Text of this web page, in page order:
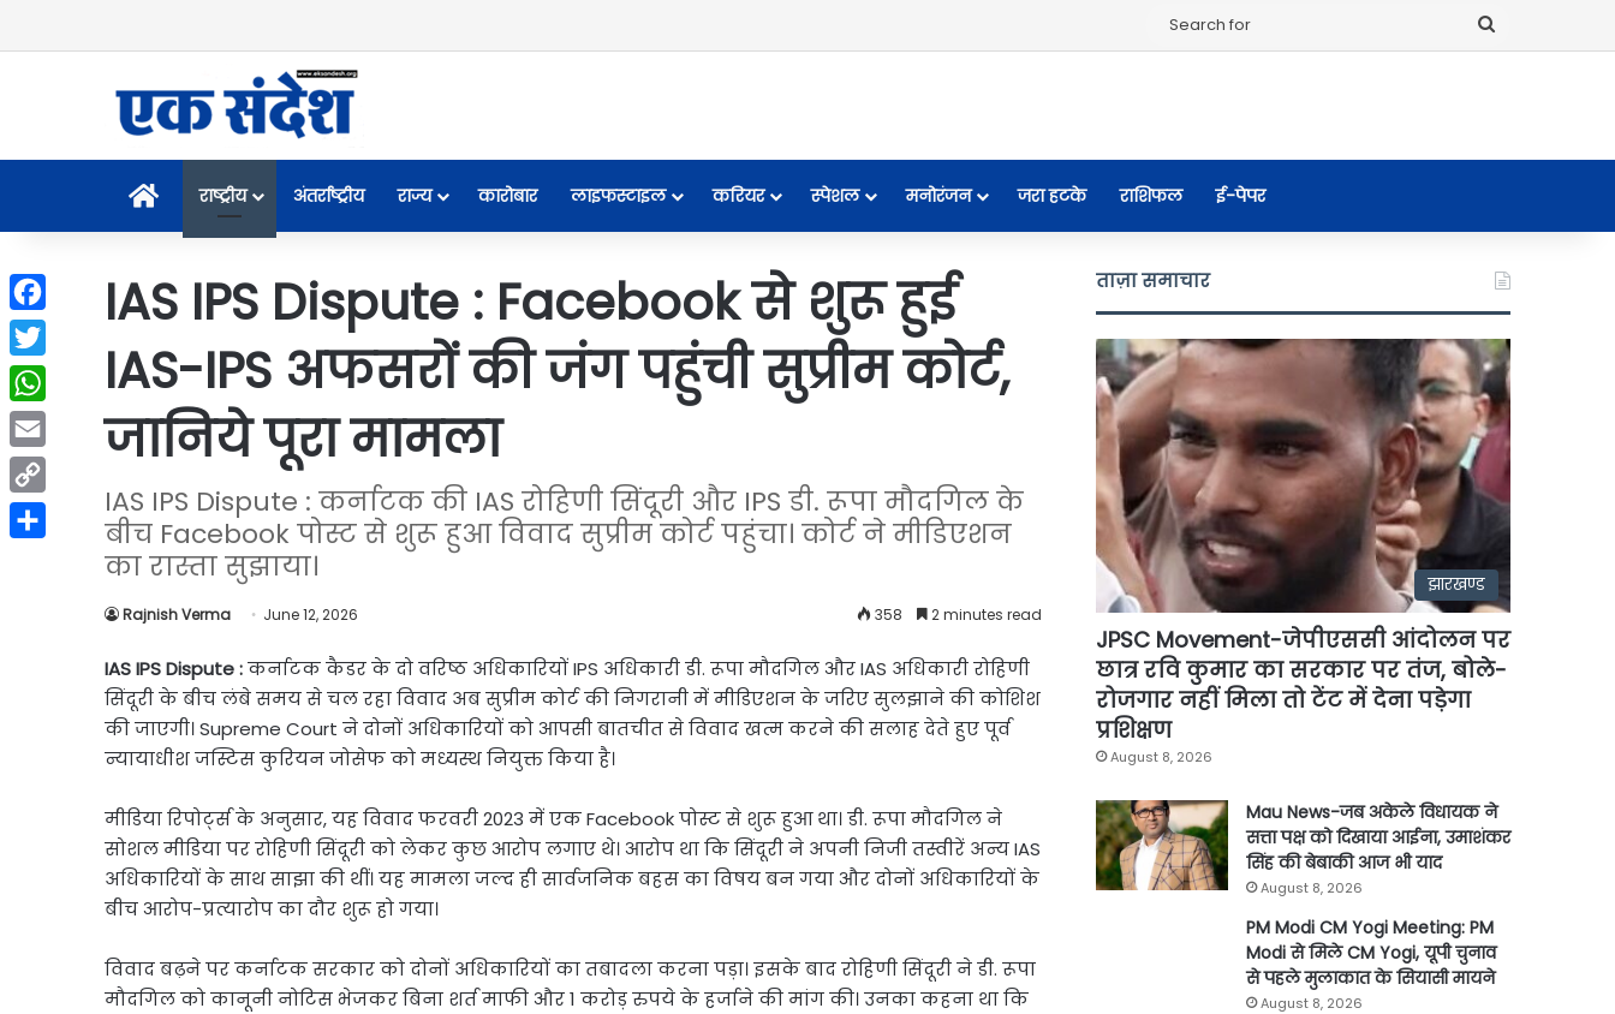
Homeराष्ट्रीय अंतर्राष्ट्रीय राज्य कारोबार लाइफस्टाइल करियर स्पेशल मनोरंजन जरा हटके राशिफल ई-पेपर
IAS IPS Dispute : Facebook से शुरू हुई
IAS-IPS अफसरों की जंग पहुंची सुप्रीम कोर्ट,
जानिये पूरा मामला
IAS IPS Dispute : कर्नाटक की IAS रोहिणी सिंदूरी और IPS डी. रूपा मौदगिल के
बीच Facebook पोस्ट से शुरू हुआ विवाद सुप्रीम कोर्ट पहुंचा। कोर्ट ने मीडिएशन
का रास्ता सुझाया।
Rajnish Verma June 12, 2026 358 2 minutes read
IAS IPS Dispute :कर्नाटक कैडर के दो वरिष्ठ अधिकारियों IPS अधिकारी डी. रूपा मौदगिल और IAS अधिकारी रोहिणी
सिंदूरी के बीच लंबे समय से चल रहा विवाद अब सुप्रीम कोर्ट की निगरानी में मीडिएशन के जरिए सुलझाने की कोशिश
की जाएगी। Supreme Court ने दोनों अधिकारियों को आपसी बातचीत से विवाद खत्म करने की सलाह देते हुए पूर्व
न्यायाधीश जस्टिस कुरियन जोसेफ को मध्यस्थ नियुक्त किया है।
मीडिया रिपोर्ट्स के अनुसार, यह विवाद फरवरी 2023 में एक Facebook पोस्ट से शुरू हुआ था। डी. रूपा मौदगिल ने
सोशल मीडिया पर रोहिणी सिंदूरी को लेकर कुछ आरोप लगाए थे। आरोप था कि सिंदूरी ने अपनी निजी तस्वीरें अन्य IAS
अधिकारियों के साथ साझा की थीं। यह मामला जल्द ही सार्वजनिक बहस का विषय बन गया और दोनों अधिकारियों के
बीच आरोप-प्रत्यारोप का दौर शुरू हो गया।
विवाद बढ़ने पर कर्नाटक सरकार को दोनों अधिकारियों का तबादला करना पड़ा। इसके बाद रोहिणी सिंदूरी ने डी. रूपा
मौदगिल को कानूनी नोटिस भेजकर बिना शर्त माफी और 1 करोड़ रुपये के हर्जाने की मांग की। उनका कहना था कि
ताज़ा समाचार
झारखण्ड
JPSC Movement-जेपीएससी आंदोलन पर
छात्र रवि कुमार का सरकार पर तंज, बोले-
रोजगार नहीं मिला तो टेंट में देना पड़ेगा
प्रशिक्षण
August 8, 2026
Mau News-जब अकेले विधायक ने
सत्ता पक्ष को दिखाया आईना, उमाशंकर
सिंह की बेबाकी आज भी याद
August 8, 2026
PM Modi CM Yogi Meeting: PM
Modi से मिले CM Yogi, यूपी चुनाव
से पहले मुलाकात के सियासी मायने
August 8, 2026
Facebook
Twitter
WhatsApp
Email
Copy
Link